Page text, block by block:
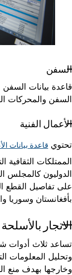
السفن
قاعدة بيانات
السفن والمحركات
الأعمال الفنية
تحتوي قاعدة بيانات
الممتلكات الثقافية
الدوليون كالمجلس
على تفاصيل القطع
بأفغانستان وسوريا
الاتجار بالأسلحة
تساعد ثلاث أدوات
وتحليل المعلومات
وخارجها بهدف منع